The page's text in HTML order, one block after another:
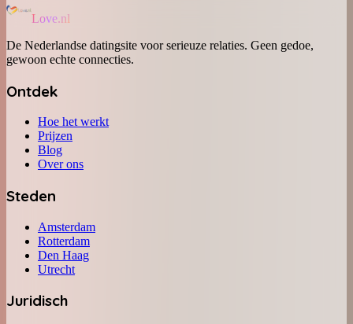
Love.nl
De Nederlandse datingsite voor serieuze relaties. Geen gedoe,
gewoon echte connecties.
Ontdek
Hoe het werkt
Prijzen
Blog
Over ons
Steden
Amsterdam
Rotterdam
Den Haag
Utrecht
Juridisch